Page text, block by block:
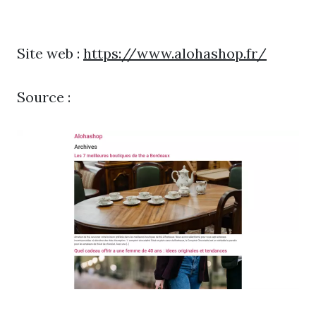
Site web : https://www.alohashop.fr/
Source :